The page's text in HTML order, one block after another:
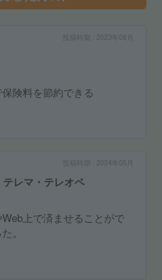
険料を節約できる
2024年05月
レマ・テレオペ
上で済ませることがで
。